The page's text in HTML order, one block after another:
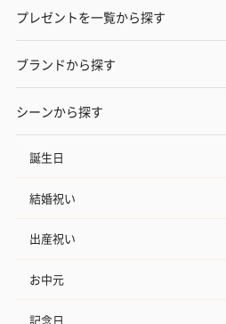
プレゼントを一覧から探す
ブランドから探す
シーンから探す
誕生日
結婚祝い
出産祝い
お中元
記念日